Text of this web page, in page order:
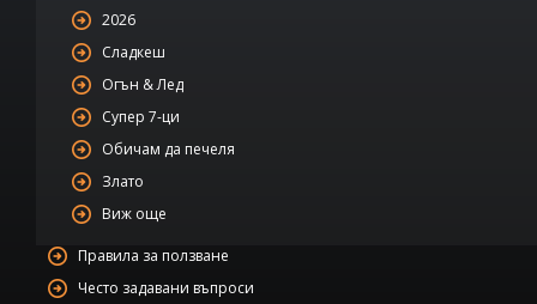
2026
Сладкеш
Огън & Лед
Супер 7-ци
Обичам да печеля
Злато
Виж още
Правила за ползване
Често задавани въпроси